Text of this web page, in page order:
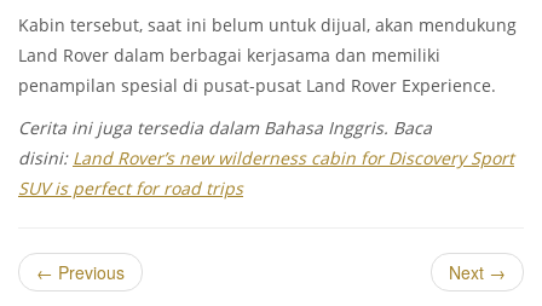
Kabin tersebut, saat ini belum untuk dijual, akan mendukung
Land Rover dalam berbagai kerjasama dan memiliki
penampilan spesial di pusat-pusat Land Rover Experience.
Cerita ini juga tersedia dalam Bahasa Inggris. Baca
disini: Land Rover’s new wilderness cabin for Discovery Sport
SUV is perfect for road trips
← Previous Next →